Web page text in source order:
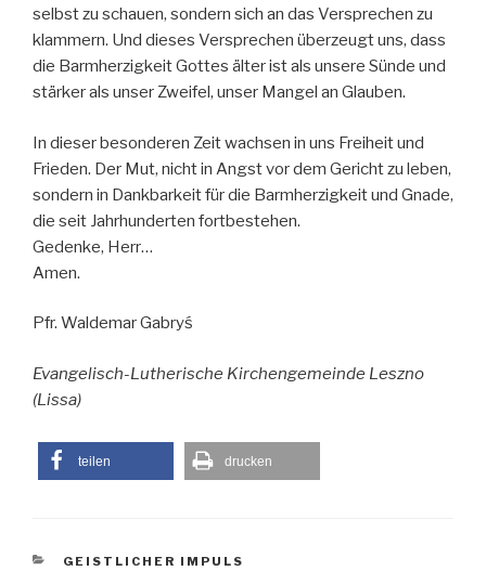
selbst zu schauen, sondern sich an das Versprechen zu
klammern. Und dieses Versprechen überzeugt uns, dass
die Barmherzigkeit Gottes älter ist als unsere Sünde und
stärker als unser Zweifel, unser Mangel an Glauben.
In dieser besonderen Zeit wachsen in uns Freiheit und
Frieden. Der Mut, nicht in Angst vor dem Gericht zu leben,
sondern in Dankbarkeit für die Barmherzigkeit und Gnade,
die seit Jahrhunderten fortbestehen.
Gedenke, Herr…
Amen.
Pfr. Waldemar Gabryś
Evangelisch-Lutherische Kirchengemeinde Leszno
(Lissa)
teilen drucken
KATEGORIEN
GEISTLICHER IMPULS